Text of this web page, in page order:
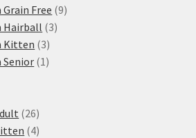
produktů
Grain Free 99
Hairball 33
Kitten 33
produkty
Senior 1 1
2626
produktů
44